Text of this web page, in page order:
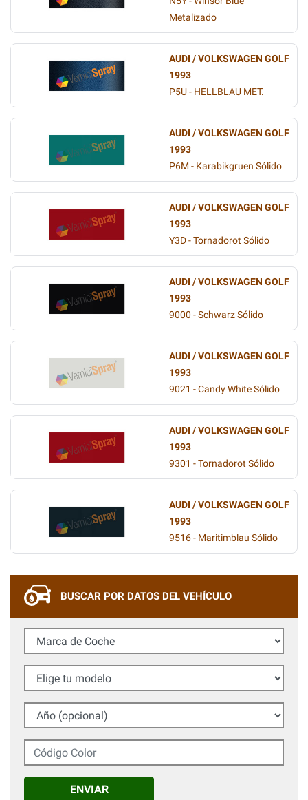
Metalizado
AUDI / VOLKSWAGEN GOLF
1993
P5U - HELLBLAU MET.
AUDI / VOLKSWAGEN GOLF
1993
P6M - Karabikgruen Sólido
AUDI / VOLKSWAGEN GOLF
1993
Y3D - Tornadorot Sólido
AUDI / VOLKSWAGEN GOLF
1993
9000 - Schwarz Sólido
AUDI / VOLKSWAGEN GOLF
1993
9021 - Candy White Sólido
AUDI / VOLKSWAGEN GOLF
1993
9301 - Tornadorot Sólido
AUDI / VOLKSWAGEN GOLF
1993
9516 - Maritimblau Sólido
BUSCAR POR DATOS DEL VEHÍCULO
Marca de Coche
Elige tu modelo
Año (opcional)
Código Color
ENVIAR